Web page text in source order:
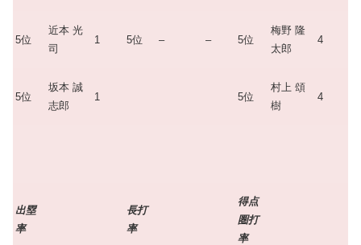
5位
近本 光
司
1 5位 – – 5位
梅野 隆
太郎
4
5位
坂本 誠
志郎
1 5位
村上 頌
樹
4
出塁
率
長打
率
得点
圏打
率